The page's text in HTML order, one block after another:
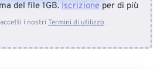
Dal dispositivo
del file 1GB.Iscrizioneper di più
i nostri Termini di utilizzo .